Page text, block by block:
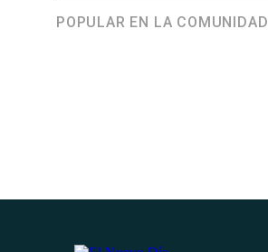
POPULAR EN LA COMUNIDAD